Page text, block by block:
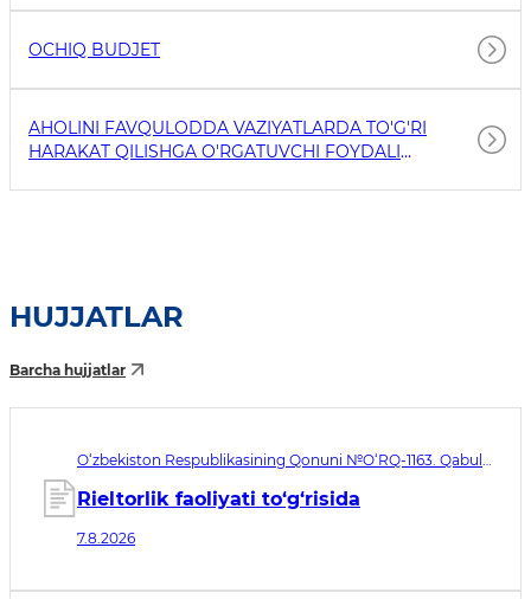
OCHIQ BUDJET
AHOLINI FAVQULODDA VAZIYATLARDA TO'G'RI
HARAKAT QILISHGA O'RGATUVCHI FOYDALI
HUJJATLAR
Barcha hujjatlar
O‘zbekiston Respublikasining Qonuni №O‘RQ-1163. Qabul
Rieltorlik faoliyati to‘g‘risida
7.8.2026